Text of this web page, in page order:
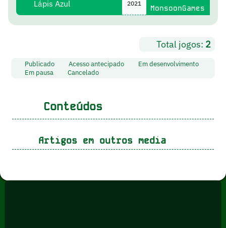
Lápis Azul 2021
MonsoonGames
Total jogos: 2
Publicado Acesso antecipado
Em desenvolvimento
Em pausa
Cancelado
Conteúdos
Artigos em outros media